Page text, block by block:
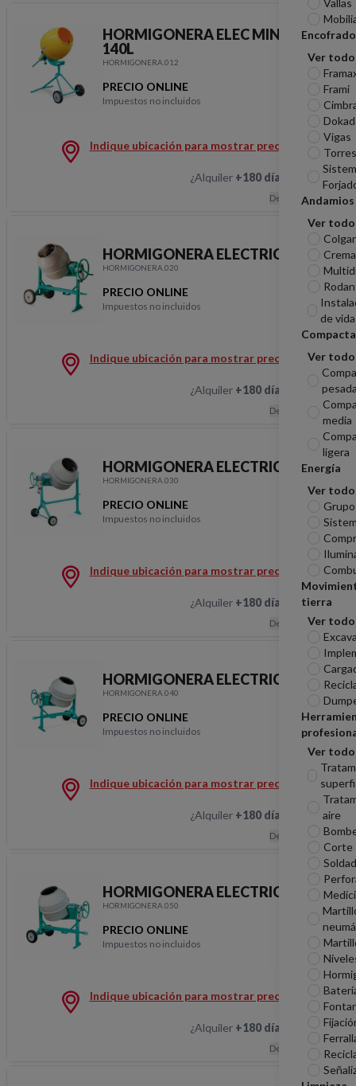
Vallas
Encofrado
Ver todo
Frami
Vigas
Andamios
Ver todo
de vida
Ver todo
media
ligera
Energía
Ver todo
tierra
Ver todo
Ver todo
aire
Corte
HORMIGONERA ELEC MINIBETA
140L
HORMIGONERA.012
PRECIO ONLINE
Impuestos no incluidos
HORMIGONERA
Indique ubicación para mostrar precios
¿Alquiler +180 días Hablemos
Descripción
HORMIGONERA ELECTRICA 160L
HORMIGONERA.020
PRECIO ONLINE
Impuestos no incluidos
HORMIGONERA
Indique ubicación para mostrar precios
¿Alquiler +180 días Hablemos
Descripción
HORMIGONERA ELECTRICA 190L
HORMIGONERA.030
PRECIO ONLINE
Impuestos no incluidos
HORMIGONERA
Indique ubicación para mostrar precios
¿Alquiler +180 días Hablemos
Descripción
HORMIGONERA ELECTRICA 250L
HORMIGONERA.040
PRECIO ONLINE
Impuestos no incluidos
HORMIGONERA
Indique ubicación para mostrar precios
¿Alquiler +180 días Hablemos
Descripción
HORMIGONERA ELECTRICA 300L
HORMIGONERA.050
PRECIO ONLINE
Impuestos no incluidos
HORMIGONERA
Indique ubicación para mostrar precios
¿Alquiler +180 días Hablemos
Descripción